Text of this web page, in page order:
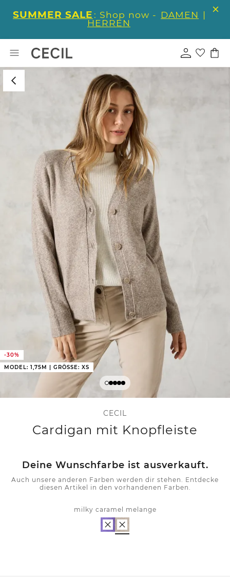
SUMMER SALE : Shop now - DAMEN |
HERREN
-30%
MODEL: 1,75M | GRÖSSE: XS
CECIL
Cardigan mit Knopfleiste
Deine Wunschfarbe ist ausverkauft.
Auch unsere anderen Farben werden dir stehen. Entdecke
diesen Artikel in den vorhandenen Farben.
milky caramel melange